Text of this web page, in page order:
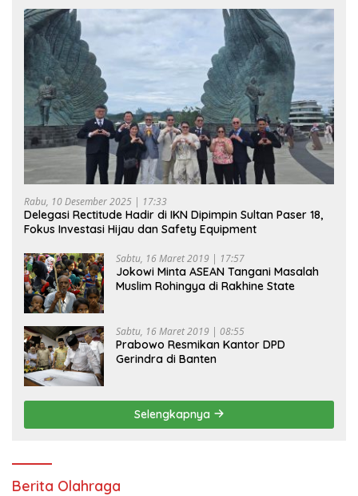
Rabu, 10 Desember 2025 | 17:33
Delegasi Rectitude Hadir di IKN Dipimpin Sultan Paser 18,
Fokus Investasi Hijau dan Safety Equipment
Sabtu, 16 Maret 2019 | 17:57
Jokowi Minta ASEAN Tangani Masalah
Muslim Rohingya di Rakhine State
Sabtu, 16 Maret 2019 | 08:55
Prabowo Resmikan Kantor DPD
Gerindra di Banten
Selengkapnya
Berita Olahraga